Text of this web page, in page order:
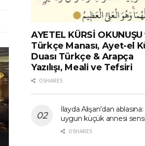
AYETEL KÜRSİ
Türkçe Manası, Ayet-el
Duası Türkçe & Arapça
Yazılışı, Meali ve Tefsiri
0 SHARES
İlayda Alişan’dan
uygun küçük annesi
0 SHARES